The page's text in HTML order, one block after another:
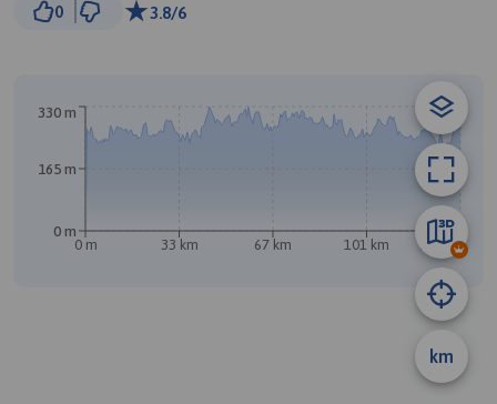
0 3.8/6
km
0 m 33 km 67 km 101 km 135 km
0 m
165 m
330 m